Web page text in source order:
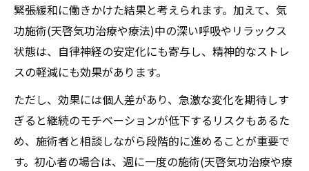
緊張緩和に働きかけた結果と考えられます。加えて、気
功施術(天啓気功治療や療法)中の深い呼吸やリラックス
状態は、自律神経の安定化にも寄与し、精神的なストレ
スの軽減にも効果があります。
ただし、効果には個人差があり、急激な変化を期待しす
ぎると継続のモチベーションが低下するリスクもあるた
め、施術者と相談しながら段階的に進めることが重要で
す。初心者の場合は、週に一度の施術(天啓気功治療や療